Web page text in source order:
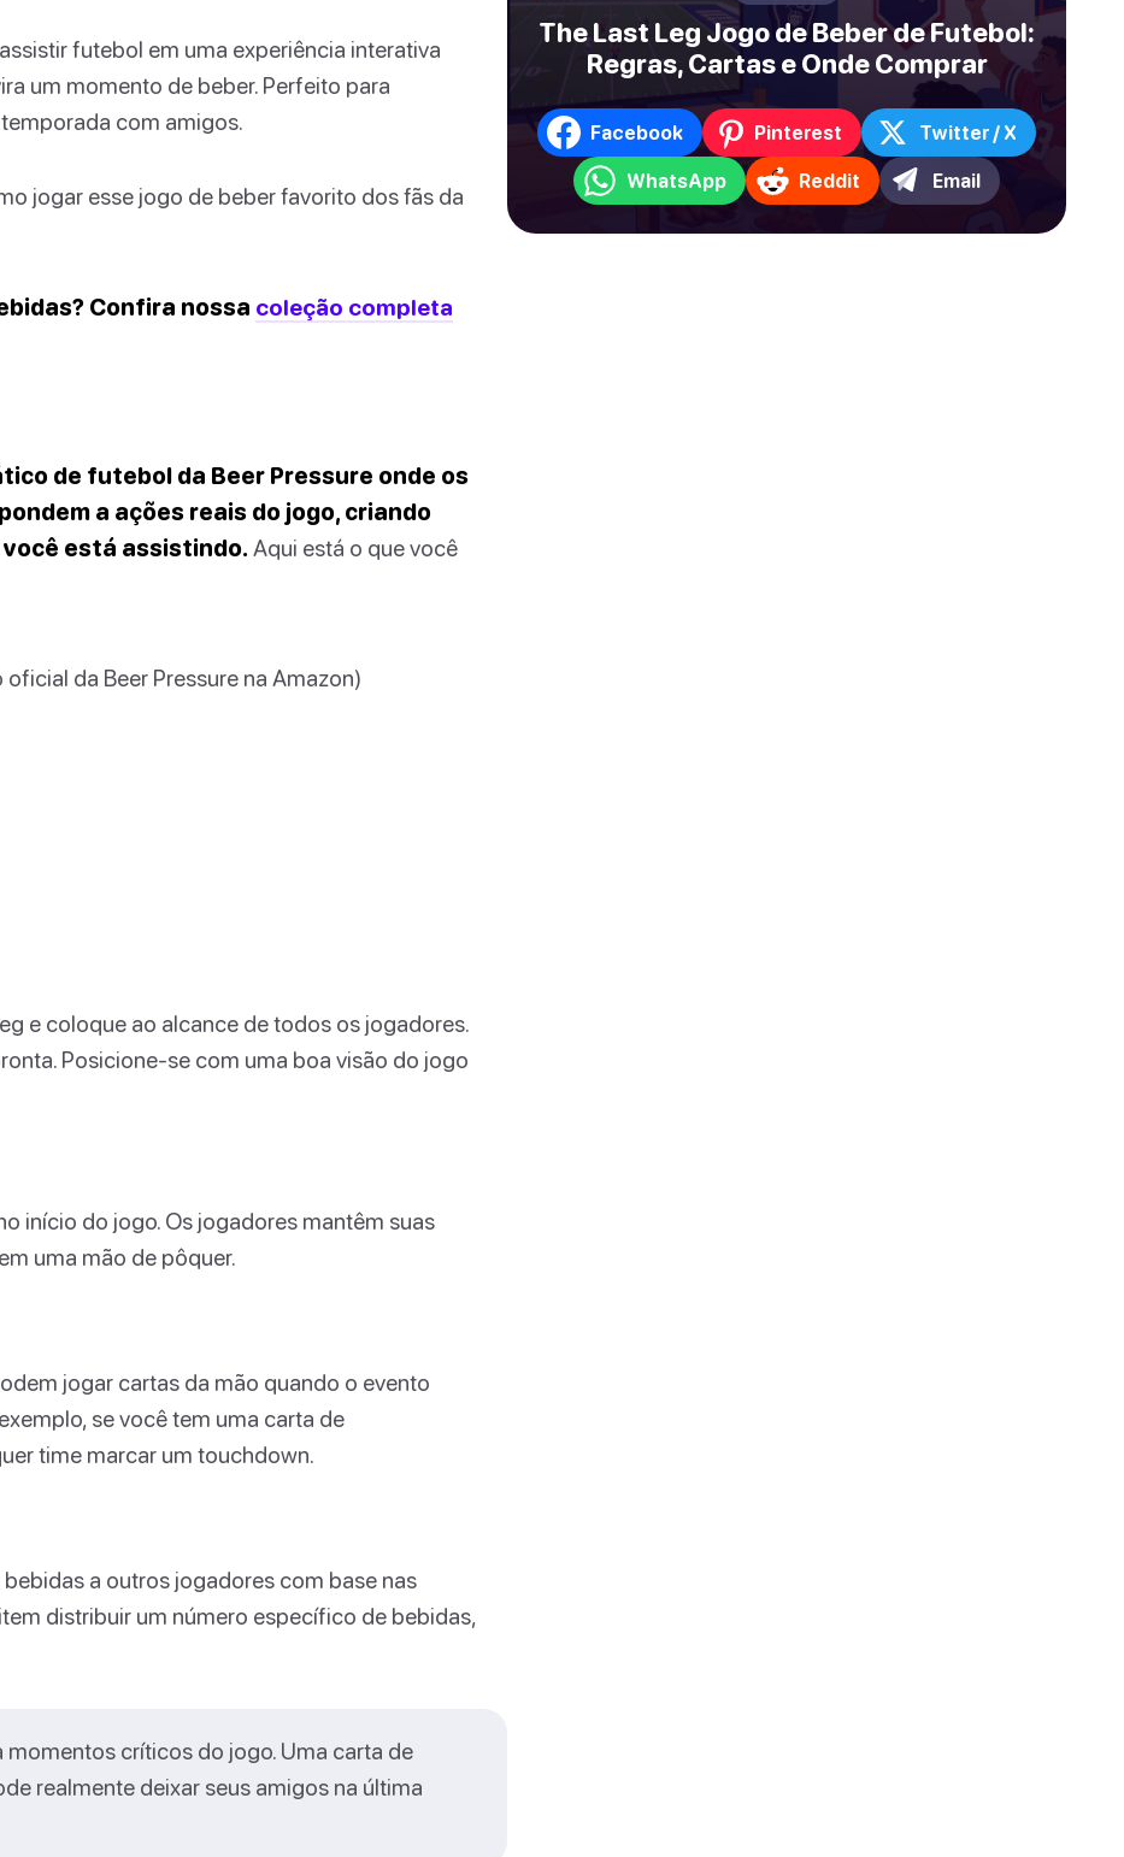
futebol em uma experiência interativa
um momento de beber. Perfeito para
com amigos.
jogar esse jogo de beber favorito dos fãs da
Confira nossa coleção completa
de futebol da Beer Pressure onde os
a ações reais do jogo, criando
está assistindo. Aqui está o que você
da Beer Pressure na Amazon)
e coloque ao alcance de todos os jogadores.
Posicione-se com uma boa visão do jogo
início do jogo. Os jogadores mantêm suas
uma mão de pôquer.
jogar cartas da mão quando o evento
se você tem uma carta de
time marcar um touchdown.
a outros jogadores com base nas
distribuir um número específico de bebidas,
críticos do jogo. Uma carta de
realmente deixar seus amigos na última
The Last Leg Jogo de Beber de Futebol:
Regras, Cartas e Onde Comprar
Facebook Pinterest Twitter / X
WhatsApp Reddit Email